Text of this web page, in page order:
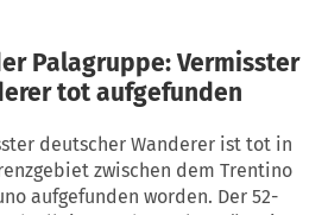
Palagruppe: Vermisster
tot aufgefunden
deutscher Wanderer ist tot in
zwischen dem Trentino
aufgefunden worden. Der 52-